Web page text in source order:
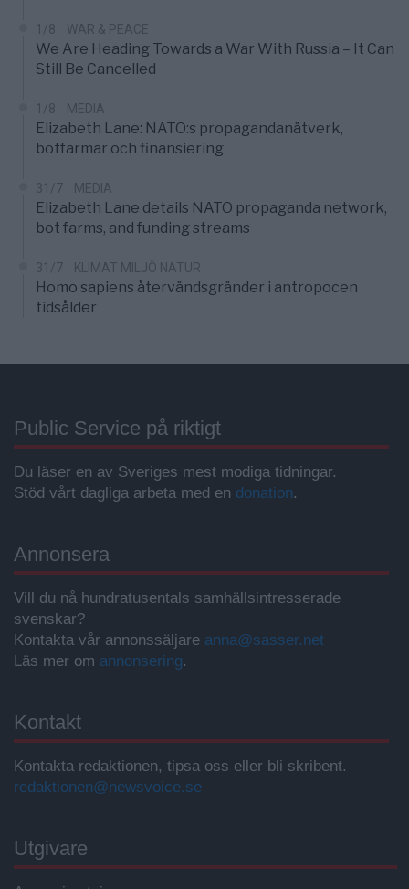
1/8 WAR & PEACE
We Are Heading Towards a War With Russia – It Can
Still Be Cancelled
1/8 MEDIA
Elizabeth Lane: NATO:s propagandanätverk,
botfarmar och finansiering
31/7 MEDIA
Elizabeth Lane details NATO propaganda network,
bot farms, and funding streams
31/7 KLIMAT MILJÖ NATUR
Homo sapiens återvändsgränder i antropocen
tidsålder
Public Service på riktigt
Du läser en av Sveriges mest modiga tidningar.
Stöd vårt dagliga arbeta med en donation.
Annonsera
Vill du nå hundratusentals samhällsintresserade
svenskar?
Kontakta vår annonssäljare anna@sasser.net
Läs mer om annonsering.
Kontakt
Kontakta redaktionen, tipsa oss eller bli skribent.
redaktionen@newsvoice.se
Utgivare